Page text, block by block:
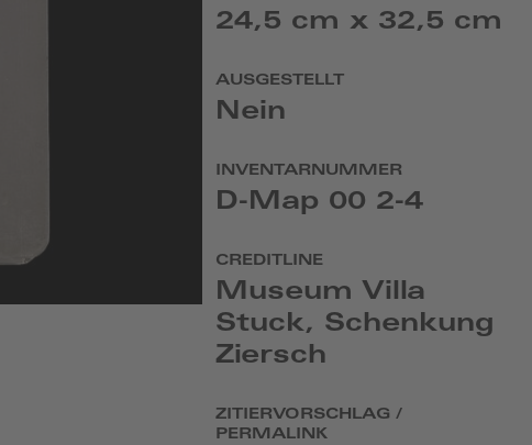
24,5 cm x 32,5 cm
AUSGESTELLT
Nein
INVENTARNUMMER
D-Map 00 2-4
CREDITLINE
Museum Villa
Stuck, Schenkung
Ziersch
ZITIERVORSCHLAG /
PERMALINK